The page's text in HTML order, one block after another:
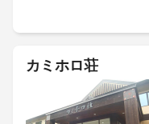
カミホロ荘